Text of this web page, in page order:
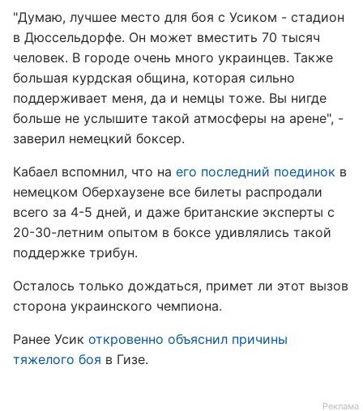
"Думаю, лучшее место для боя с Усиком - стадион
в Дюссельдорфе. Он может вместить 70 тысяч
человек. В городе очень много украинцев. Также
большая курдская община, которая сильно
поддерживает меня, да и немцы тоже. Вы нигде
больше не услышите такой атмосферы на арене", -
заверил немецкий боксер.
Кабаел вспомнил, что на его последний поединок в
немецком Оберхаузене все билеты распродали
всего за 4-5 дней, и даже британские эксперты с
20-30-летним опытом в боксе удивлялись такой
поддержке трибун.
Осталось только дождаться, примет ли этот вызов
сторона украинского чемпиона.
Ранее Усик откровенно объяснил причины
тяжелого боя в Гизе.